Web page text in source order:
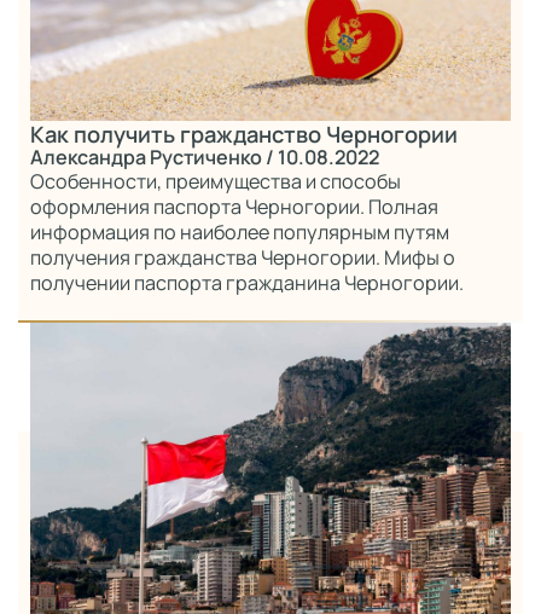
Как получить гражданство Черногории
Александра Рустиченко/ 10.08.2022
Особенности, преимущества и способы
оформления паспорта Черногории. Полная
информация по наиболее популярным путям
получения гражданства Черногории. Мифы о
получении паспорта гражданина Черногории.